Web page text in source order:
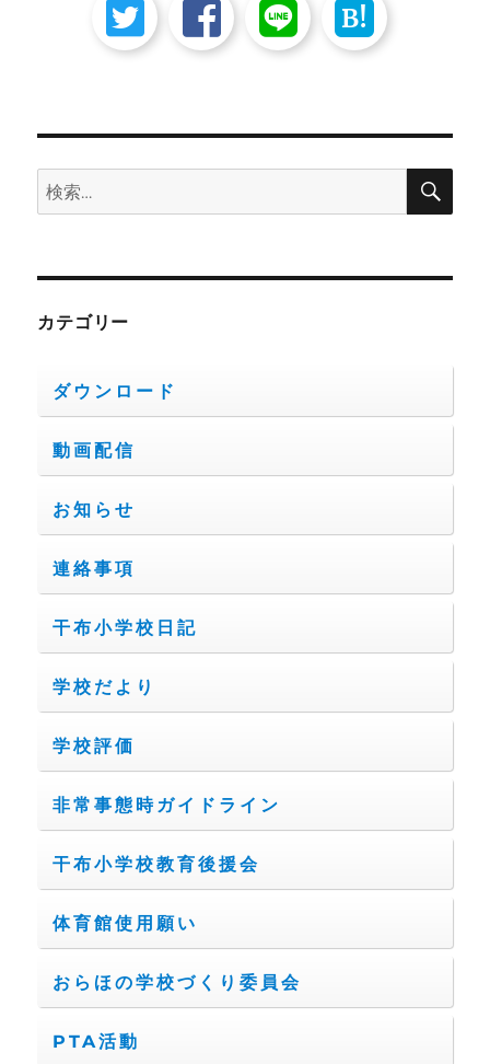
B!
検
索:
検
カテゴリー
ダウンロード
動画配信
お知らせ
連絡事項
干布小学校日記
学校だより
学校評価
非常事態時ガイドライン
干布小学校教育後援会
体育館使用願い
おらほの学校づくり委員会
PTA活動